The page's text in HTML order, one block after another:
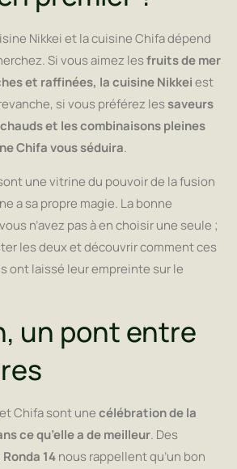
Nikkei et la cuisine Chifa dépend
Si vous aimez lesfruits de mer
et raffinées, la cuisine Nikkeiest
si vous préférez lessaveurs
et les combinaisons pleines
Chifa vous séduira.
une vitrine du pouvoir de la fusion
a sa propre magie. La bonne
n’avez pas à en choisir une seule ;
les deux et découvrir comment ces
ont laissé leur empreinte sur le
un pont entre
Chifa sont unecélébration de la
ce qu’elle a de meilleur. Des
Ronda 14nous rappellent qu’un bon